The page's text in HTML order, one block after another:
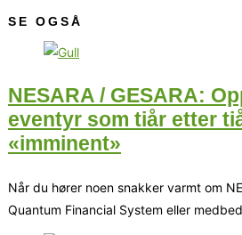
SE OGSÅ
NESARA / GESARA:
eventyr som tiår etter
«imminent»
Når du hører noen snakker varmt om
Quantum Financial System eller